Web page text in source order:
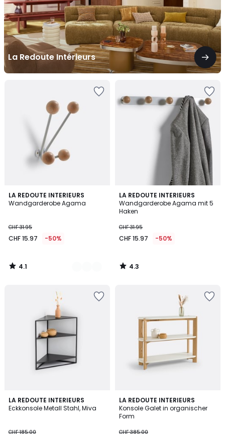
La Redoute Intérieurs
LA REDOUTE INTERIEURS
Wandgarderobe Agama
CHF 31.95
CHF 15.97 -50%
4.1
/ 5
2
Farben
4.1
/
LA REDOUTE INTERIEURS
Wandgarderobe Agama mit 5
Haken
CHF 31.95
CHF 15.97 -50%
4.3
/ 5
4.3
/
LA REDOUTE INTERIEURS
Eckkonsole Metall Stahl, Miva
CHF 185.00
4.7
/ 5
LA REDOUTE INTERIEURS
Konsole Galet in organischer
Form
CHF 385.00
4.7
/ 5